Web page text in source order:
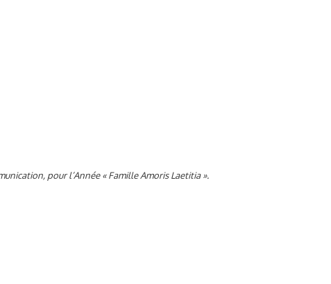
pour l’Année « Famille Amoris Laetitia ».